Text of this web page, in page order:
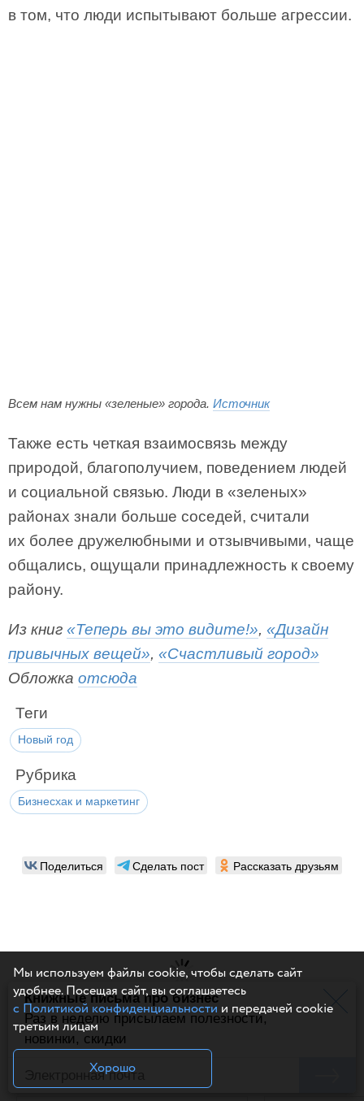
в том, что люди испытывают больше агрессии.
Всем нам нужны «зеленые» города. Источник
Также есть четкая взаимосвязь между
природой, благополучием, поведением людей
и социальной связью. Люди в «зеленых»
районах знали больше соседей, считали
их более дружелюбными и отзывчивыми, чаще
общались, ощущали принадлежность к своему
району.
Из книг «Теперь вы это видите!», «Дизайн
привычных вещей», «Счастливый город»
Обложка отсюда
Теги
Новый год
Рубрика
Бизнесхак и маркетинг
Книжные письма про бизнес
Раз в неделю присылаем полезности,
новинки, скидки
Поделиться Сделать пост Рассказать друзьям
Написать комментарий
Похожие статьи
Мы используем файлы cookie, чтобы сделать сайт
удобнее. Посещая сайт, вы соглашаетесь
с Политикой конфиденциальности и передачей cookie
третьим лицам
Хорошо